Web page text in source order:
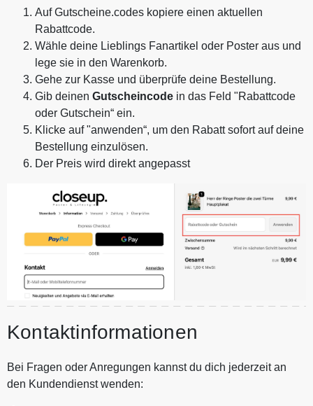
Auf Gutscheine.codes kopiere einen aktuellen
Rabattcode.
Wähle deine Lieblings Fanartikel oder Poster aus und
lege sie in den Warenkorb.
Gehe zur Kasse und überprüfe deine Bestellung.
Gib deinen Gutscheincode in das Feld "Rabattcode
oder Gutschein“ ein.
Klicke auf "anwenden“, um den Rabatt sofort auf deine
Bestellung einzulösen.
Der Preis wird direkt angepasst
Kontaktinformationen
Bei Fragen oder Anregungen kannst du dich jederzeit an
den Kundendienst wenden: